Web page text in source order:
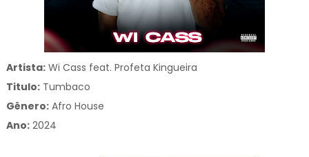
Artista:Wi Cass feat. Profeta Kingueira
Titulo:Tumbaco
Gênero: Afro House
Ano:2024